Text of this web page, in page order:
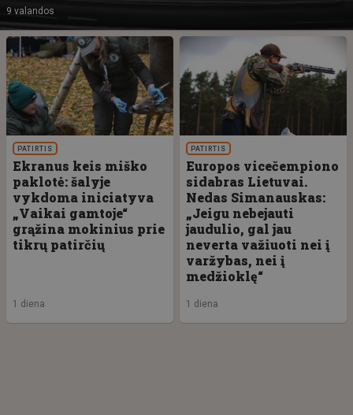
9 valandos
PATIRTIS
Ekranus keis miško
paklotė: šalyje
vykdoma iniciatyva
„Vaikai gamtoje“
grąžina mokinius prie
tikrų patirčių
1 diena
PATIRTIS
Europos vicečempiono
sidabras Lietuvai.
Nedas Simanauskas:
„Jeigu nebejauti
jaudulio, gal jau
neverta važiuoti nei į
varžybas, nei į
medžioklę“
1 diena